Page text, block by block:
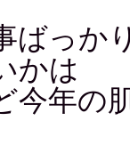
ばっか
かは
今年の